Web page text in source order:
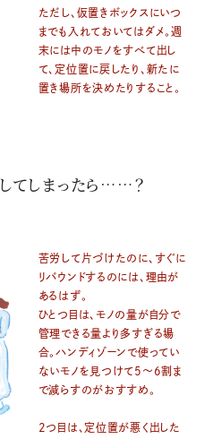
ただし、仮置きボックスにいつ
までも入れておいてはダメ。週
末には中のモノをすべて出し
て、定位置に戻したり、新たに
置き場所を決めたりすること。
てしまったら……？
苦労して片づけたのに、すぐに
リバウンドするのには、理由が
あるはず。
ひとつ目は、モノの量が自分で
管理できる量より多すぎる場
合。ハンディゾーンで使ってい
ないモノを見つけて5〜6割ま
で減らすのがおすすめ。
2つ目は、定位置が悪く出した